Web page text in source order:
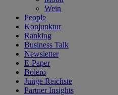
Wein
People
Konjunktur
Ranking
Business Talk
Newsletter
E-Paper
Bolero
Junge Reichste
Partner Insights